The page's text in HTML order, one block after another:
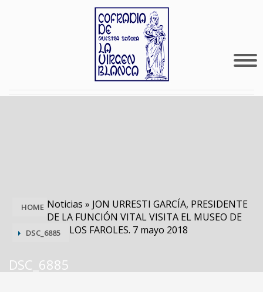
HOME Noticias » JON URRESTI GARCÍA, PRESIDENTE
DE LA FUNCIÓN VITAL VISITA EL MUSEO DE
LOS FAROLES. 7 mayo 2018
DSC_6885
DSC_6885